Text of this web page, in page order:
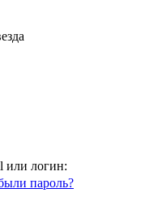
или логин:
пароль?